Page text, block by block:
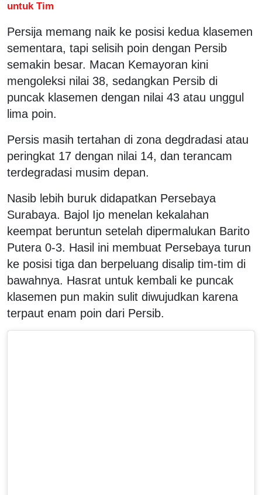
untuk Tim
Persija memang naik ke posisi kedua klasemen
sementara, tapi selisih poin dengan Persib
semakin besar. Macan Kemayoran kini
mengoleksi nilai 38, sedangkan Persib di
puncak klasemen dengan nilai 43 atau unggul
lima poin.
Persis masih tertahan di zona degdradasi atau
peringkat 17 dengan nilai 14, dan terancam
terdegradasi musim depan.
Nasib lebih buruk didapatkan Persebaya
Surabaya. Bajol Ijo menelan kekalahan
keempat beruntun setelah dipermalukan Barito
Putera 0-3. Hasil ini membuat Persebaya turun
ke posisi tiga dan berpeluang disalip tim-tim di
bawahnya. Hasrat untuk kembali ke puncak
klasemen pun makin sulit diwujudkan karena
terpaut enam poin dari Persib.